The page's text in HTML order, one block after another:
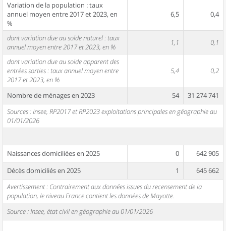
Variation de la population : taux
annuel moyen entre 2017 et 2023, en
%
6,5 0,4
dont variation due au solde naturel : taux
annuel moyen entre 2017 et 2023, en %
1,1 0,1
dont variation due au solde apparent des
entrées sorties : taux annuel moyen entre
2017 et 2023, en %
5,4 0,2
Nombre de ménages en 2023 54
31 274 741
Sources : Insee, RP2017 et RP2023 exploitations principales en géographie au
01/01/2026
Naissances domiciliées en 2025 0
642 905
Décès domiciliés en 2025
1
645 662
Avertissement : Contrairement aux données issues du recensement de la
population, le niveau France contient les données de Mayotte.
Source : Insee, état civil en géographie au 01/01/2026